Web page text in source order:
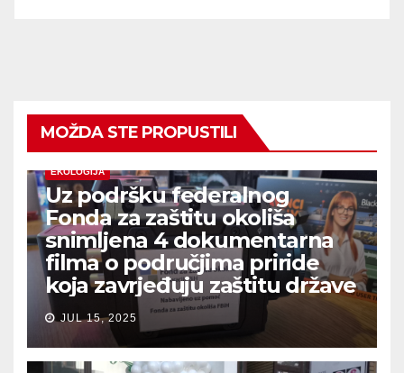
MOŽDA STE PROPUSTILI
EKOLOGIJA
Uz podršku federalnog
Fonda za zaštitu okoliša
snimljena 4 dokumentarna
filma o područjima priride
koja zavrjeđuju zaštitu države
JUL 15, 2025